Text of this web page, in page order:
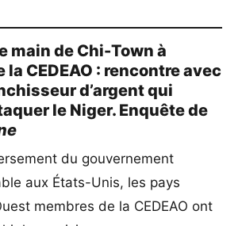
main de Chi-Town à
CEDEAO : rencontre avec
d’argent qui
le Niger. Enquête de
du gouvernement
aux États-Unis, les pays
membres de la CEDEAO ont